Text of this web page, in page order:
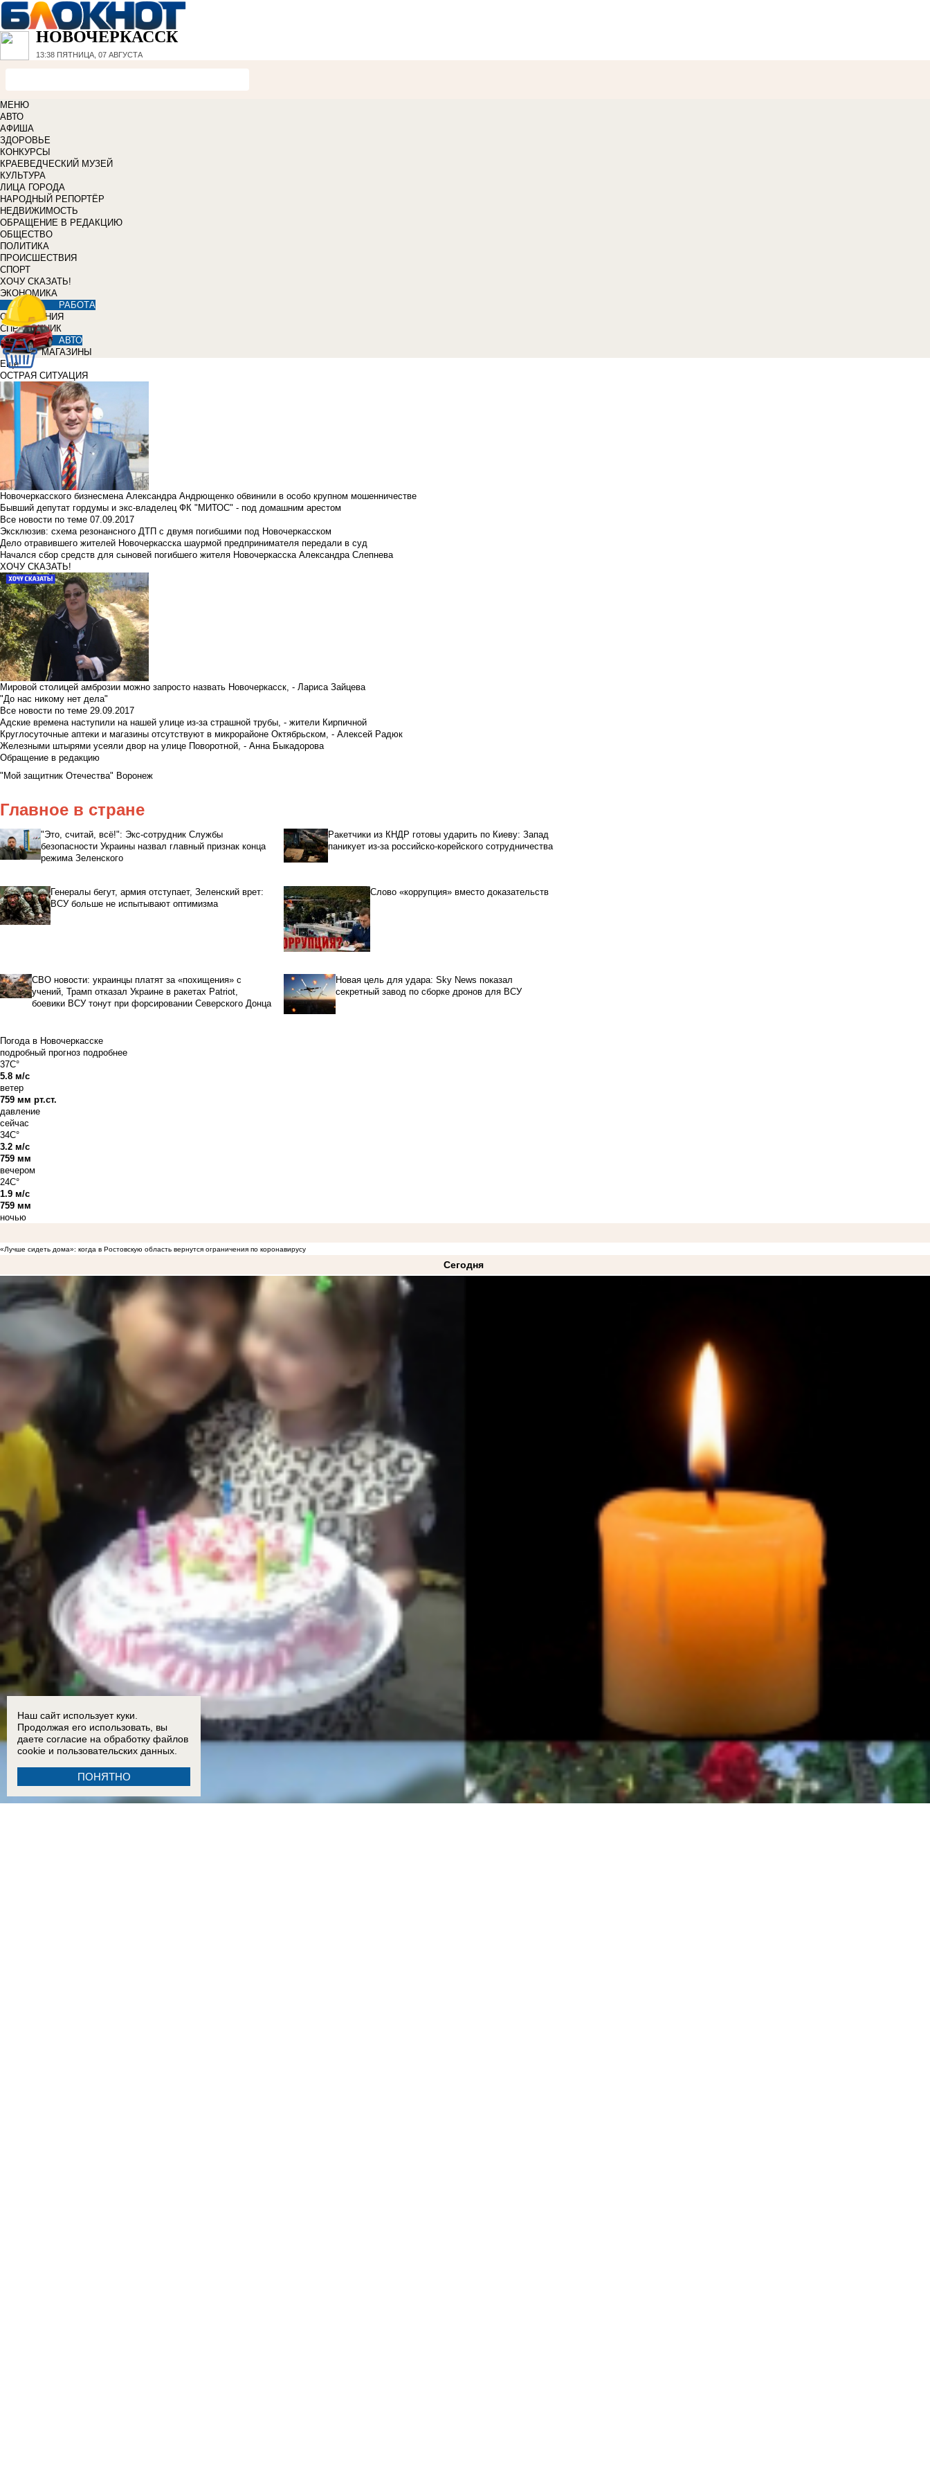
НОВОЧЕРКАССК
13:38 ПЯТНИЦА, 07 АВГУСТА
МЕНЮ
АВТО
АФИША
ЗДОРОВЬЕ
КОНКУРСЫ
КРАЕВЕДЧЕСКИЙ МУЗЕЙ
КУЛЬТУРА
ЛИЦА ГОРОДА
НАРОДНЫЙ РЕПОРТЁР
НЕДВИЖИМОСТЬ
ОБРАЩЕНИЕ В РЕДАКЦИЮ
ОБЩЕСТВО
ПОЛИТИКА
ПРОИСШЕСТВИЯ
СПОРТ
ХОЧУ СКАЗАТЬ!
ЭКОНОМИКА
РАБОТА
ОБЪЯВЛЕНИЯ
СПРАВОЧНИК
АВТО
МАГАЗИНЫ
Еще
ОСТРАЯ СИТУАЦИЯ
Новочеркасского бизнесмена Александра Андрющенко обвинили в особо крупном мошенничестве
Бывший депутат гордумы и экс-владелец ФК "МИТОС" - под домашним арестом
Все новости по теме 07.09.2017
Эксклюзив: схема резонансного ДТП с двумя погибшими под Новочеркасском
Дело отравившего жителей Новочеркасска шаурмой предпринимателя передали в суд
Начался сбор средств для сыновей погибшего жителя Новочеркасска Александра Слепнева
ХОЧУ СКАЗАТЬ!
Мировой столицей амброзии можно запросто назвать Новочеркасск, - Лариса Зайцева
"До нас никому нет дела"
Все новости по теме 29.09.2017
Адские времена наступили на нашей улице из-за страшной трубы, - жители Кирпичной
Круглосуточные аптеки и магазины отсутствуют в микрорайоне Октябрьском, - Алексей Радюк
Железными штырями усеяли двор на улице Поворотной, - Анна Быкадорова
Обращение в редакцию
"Мой защитник Отечества" Воронеж
Главное в стране
"Это, считай, всё!": Экс-сотрудник Службы
безопасности Украины назвал главный признак конца
режима Зеленского
Ракетчики из КНДР готовы ударить по Киеву: Запад
паникует из-за российско-корейского сотрудничества
Генералы бегут, армия отступает, Зеленский врет:
ВСУ больше не испытывают оптимизма
Слово «коррупция» вместо доказательств
СВО новости: украинцы платят за «похищения» с
учений, Трамп отказал Украине в ракетах Patriot,
боевики ВСУ тонут при форсировании Северского Донца
Новая цель для удара: Sky News показал
секретный завод по сборке дронов для ВСУ
Погода в Новочеркасске
подробный прогноз подробнее
37C°
5.8 м/с
ветер
759 мм рт.ст.
давление
сейчас
34C°
3.2 м/с
759 мм
вечером
24C°
1.9 м/с
759 мм
ночью
«Лучше сидеть дома»: когда в Ростовскую область вернутся ограничения по коронавирусу
Сегодня
Наш сайт использует куки.
Продолжая его использовать, вы
даете согласие на обработку файлов
cookie и пользовательских данных.
ПОНЯТНО